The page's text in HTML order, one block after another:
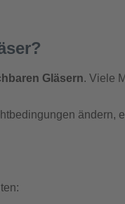
Gläsern. Viele
ändern,